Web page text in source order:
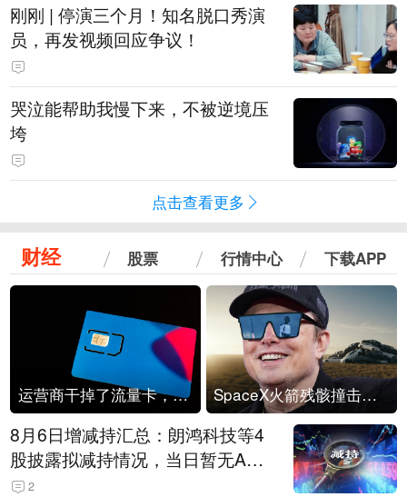
刚刚 | 停演三个月！知名脱口秀演
员，再发视频回应争议！
哭泣能帮助我慢下来，不被逆境压
垮
点击查看更多
财经 股票 行情中心 下载APP
运营商干掉了流量卡，他们真的玩不起了 SpaceX火箭残骸撞击月球
8月6日增减持汇总：朗鸿科技等4
股披露拟减持情况，当日暂无A股
公司披露拟增持情况（表）
2